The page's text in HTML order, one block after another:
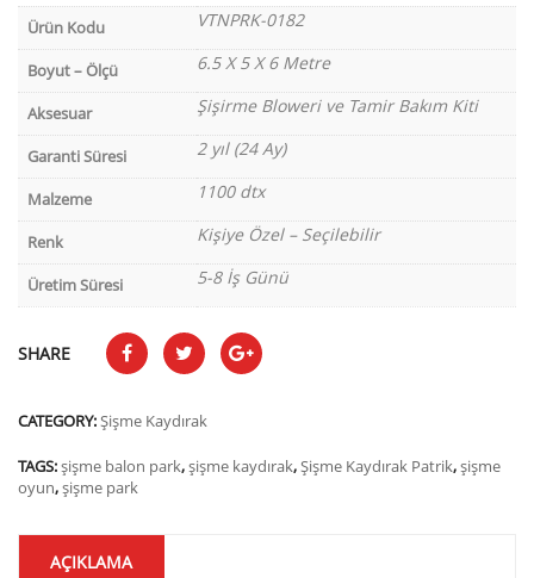
Ürün Kodu VTNPRK-0182
Boyut – Ölçü 6.5 X 5 X 6 Metre
Aksesuar Şişirme Bloweri ve Tamir Bakım Kiti
Garanti Süresi 2 yıl (24 Ay)
Malzeme 1100 dtx
Renk Kişiye Özel – Seçilebilir
Üretim Süresi 5-8 İş Günü
SHARE
CATEGORY:Şişme Kaydırak
TAGS:şişme balon park,şişme kaydırak,Şişme Kaydırak Patrik,şişme
oyun,şişme park
AÇIKLAMA